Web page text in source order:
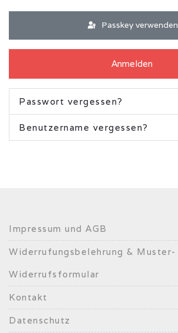
Passkey verwenden
Anmelden
Passwort vergessen?
Benutzername vergessen?
Impressum und AGB
Widerrufungsbelehrung & Muster-
Widerrufsformular
Kontakt
Datenschutz